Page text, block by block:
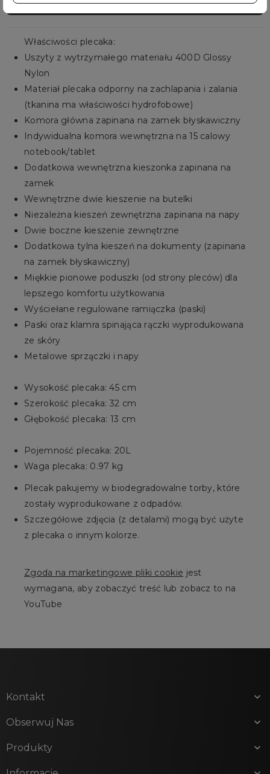
Właściwości plecaka:
Uszyty z wytrzymałego materiału 400D Glossy
Nylon
Materiał plecaka odporny na zachlapania i zalania
(tkanina ma właściwości hydrofobowe)
Komora główna zapinana na zamek błyskawiczny
Indywidualna komora wewnętrzna na 15 calowy
notebook/tablet
Dodatkowa wewnętrzna kieszonka zapinana na
zamek
Wewnętrzne dwie kieszenie na butelki
Niezależna kieszeń zewnętrzna zapinana na napy
Dwie boczne kieszenie zewnętrzne
Dodatkowa tylna kieszeń na dokumenty (zapinana
na zamek błyskawiczny)
Miękkie pionowe poduszki (od strony pleców) dla
lepszego komfortu użytkowania
Wyściełane regulowane ramiączka (paski)
Paski oraz klamra spinająca rączki wyprodukowana
ze skóry
Metalowe sprzączki i napy
Wysokość plecaka: 45 cm
Szerokość plecaka: 32 cm
Głębokość plecaka: 13 cm
Pojemność plecaka: 20L
Waga plecaka: 0.97 kg
Plecak pakujemy w biodegradowalne torby, które
zostały wyprodukowane z odpadów.
Szczegółowe zdjęcia (z detalami) mogą być użyte
z plecaka o innym kolorze.
Zgoda na marketingowe pliki cookie jest
wymagana, aby zobaczyć treść lub zobacz to na
YouTube
Kontakt 
Obserwuj Nas 
Produkty 